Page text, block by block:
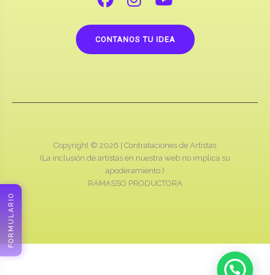
CONTANOS TU IDEA
Copyright © 2026 | Contrataciones de Artistas
(La inclusión de artistas en nuestra web no implica su
apoderamiento.)
RAMASSO PRODUCTORA
FORMULARIO